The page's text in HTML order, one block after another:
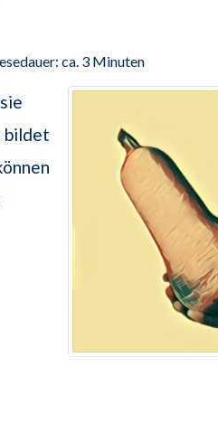
ca. 3 Minuten
bildet